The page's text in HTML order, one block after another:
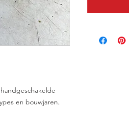
en bouwjaren.